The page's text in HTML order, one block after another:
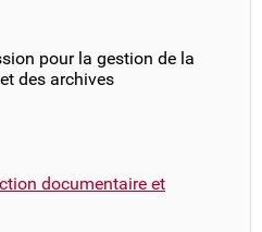
pour la gestion de la
des archives
documentaire et